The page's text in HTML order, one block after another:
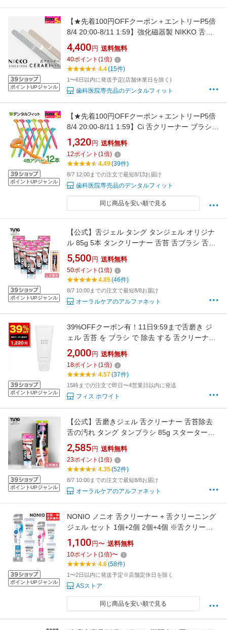
ポイントUPジャンル
【★先着100円OFFクーポン＋エントリーP5倍
8/4 20:00-8/11 1:59】強化磁器製 NIKKO 舌ク
リーナー CERARI 1本 グレー/ピンクベージュ/
ホワイト セラリ ニッコー 舌ブラシ 口腔ケア お
口爽やか 舌苔除去 日本製 食洗器使用可【メー
ル便選択で送料無料】
4,400 円 送料無料
40ポイント (1倍)
4.4(15件)
1〜6日以内に発送予定(店舗休業日を除く)
歯科医院専売品のデンタルフィット
ポイントUPジャンル
【★先着100円OFFクーポン＋エントリーP5倍
8/4 20:00-8/11 1:59】Ci 舌クリーナー ブラシ 4
色アソート 12本入り ※カラーは当店おまかせ
【歯科医院専用 Ciメディカル タンクリーナー
舌ブラシ】 口臭対策 舌ブラシ 舌みがき 【送料
1,320 円 送料無料
12ポイント (1倍)
4.49(39件)
8/7 12:00までの注文で最短8/13お届け
歯科医院専売品のデンタルフィット
同じ商品を安い順で見る
ポイントUPジャンル
【公式】舌ジェル タング タンジェル オリジナ
ル 85g 5本 タンクリーナー 舌苔 舌ブラシ 舌磨
き 歯ブラシ 口臭ケア 舌クリーナー 口臭予防
TUNG Gel オーラルケア エチケット 就活 面接
マナー 新生活 マスク 舌みがき
5,500 円 送料無料
50ポイント (1倍)
4.85(46件)
8/7 10:00までの注文で最短8/8お届け
オーラルケアのアルファネット
ポイントUPジャンル
39%OFFクーポン有！11日9:59まで舌磨き ジ
ェル 舌苔 を ブラシ で 除去 する 舌クリーナー
フィス ホワイト 舌磨き ジェル 舌磨き で 口臭
ケア 歯磨き粉 の後に したみがきジェル で 気に
なる 舌汚れ すっきり 落とす 80g
2,000 円 送料無料
18ポイント (1倍)
4.57(37件)
15時までの注文で即日〜4営業日以内に発送
フィス ホワイト
ポイントUPジャンル
【公式】舌磨きジェル 舌クリーナー 舌苔除去
舌の汚れ タング タンブラシ 85g スターターセ
ット 口臭ケア 舌みがき 口臭予防 TUNG Brush
TUNG Gel オーラルケア エチケット
2,585 円 送料無料
23ポイント (1倍)
4.35(52件)
8/7 10:00までの注文で最短8/8お届け
オーラルケアのアルファネット
ポイントUPジャンル
NONIO ノニオ 舌クリーナー + 舌クリーニング
ジェル セット 1個+2個 2個+4個 ※舌クリーナ
ーの色は選べません 舌専用ジェル 舌ブラシ 舌
専用ブラシ 舌苔 ライオン
1,100 円〜 送料無料
10ポイント (1倍)〜
4.6(58件)
1〜2日以内に発送予定※店舗定休日を除く
ASストア
同じ商品を安い順で見る